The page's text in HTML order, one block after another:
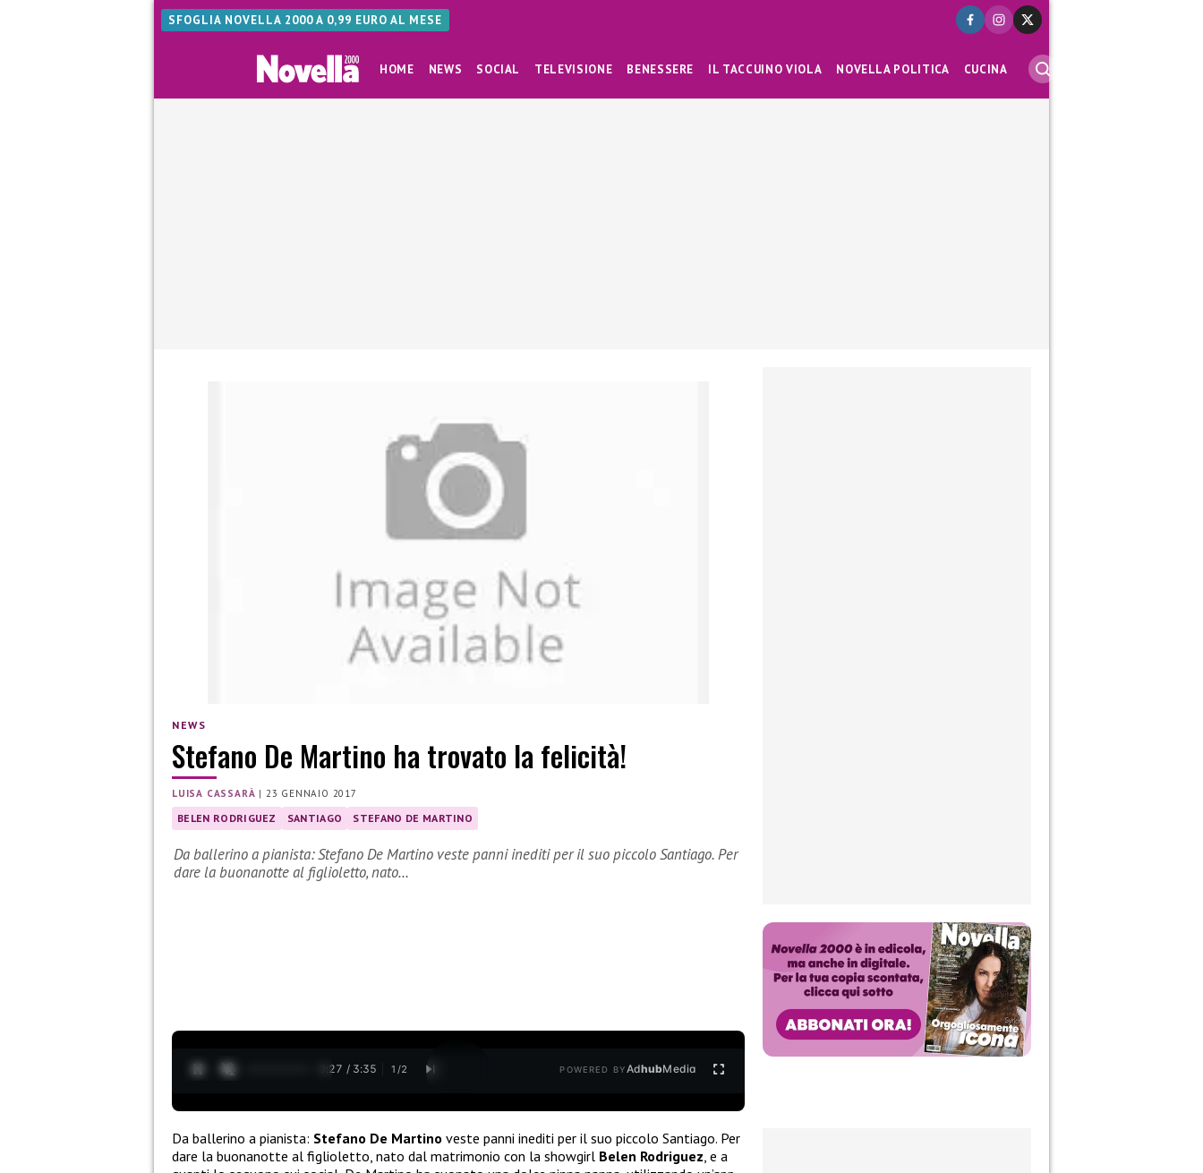
SFOGLIA NOVELLA 2000 A 0,99 EURO AL MESE
HOME NEWS SOCIAL TELEVISIONE BENESSERE IL TACCUINO VIOLA NOVELLA POLITICA CUCINA
NEWS
Stefano De Martino ha trovato la felicità!
LUISA CASSARÀ | 23 GENNAIO 2017
BELEN RODRIGUEZ SANTIAGO STEFANO DE MARTINO
Da ballerino a pianista: Stefano De Martino veste panni inediti per il suo piccolo Santiago. Per
dare la buonanotte al figlioletto, nato…
0:28 / 3:35 1 /2 POWERED BYAdhubMedia
Da ballerino a pianista: Stefano De Martino veste panni inediti per il suo piccolo Santiago. Per
dare la buonanotte al figlioletto, nato dal matrimonio con la showgirl Belen Rodriguez , e a